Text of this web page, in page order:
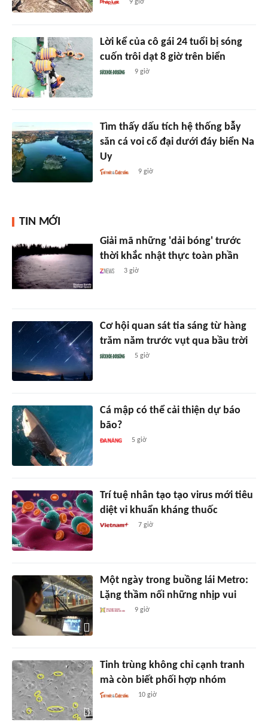
9 giờ
Lời kể của cô gái 24 tuổi bị sóng
cuốn trôi dạt 8 giờ trên biển
9 giờ
Tìm thấy dấu tích hệ thống bẫy
săn cá voi cổ đại dưới đáy biển Na
Uy
9 giờ
TIN MỚI
Giải mã những 'dải bóng' trước
thời khắc nhật thực toàn phần
3 giờ
Cơ hội quan sát tia sáng từ hàng
trăm năm trước vụt qua bầu trời
5 giờ
Cá mập có thể cải thiện dự báo
bão?
5 giờ
Trí tuệ nhân tạo tạo virus mới tiêu
diệt vi khuẩn kháng thuốc
7 giờ
Một ngày trong buồng lái Metro:
Lặng thầm nối những nhịp vui
9 giờ
Tinh trùng không chỉ cạnh tranh
mà còn biết phối hợp nhóm
10 giờ